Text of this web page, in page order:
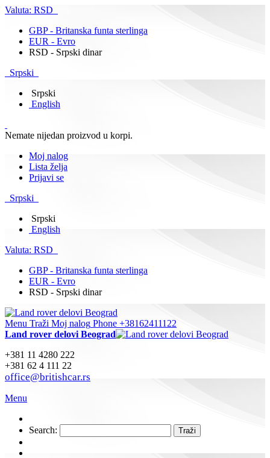
Valuta: RSD
GBP - Britanska funta sterlinga
EUR - Evro
RSD - Srpski dinar
Srpski
Srpski
English
Nemate nijedan proizvod u korpi.
Moj nalog
Lista želja
Prijavi se
Srpski
Srpski
English
Valuta: RSD
GBP - Britanska funta sterlinga
EUR - Evro
RSD - Srpski dinar
Menu Traži Moj nalog Phone +38162411122
Land rover delovi Beograd
+381 11 4280 222
+381 62 4 111 22
office@britishcar.rs
Menu
Search: Traži